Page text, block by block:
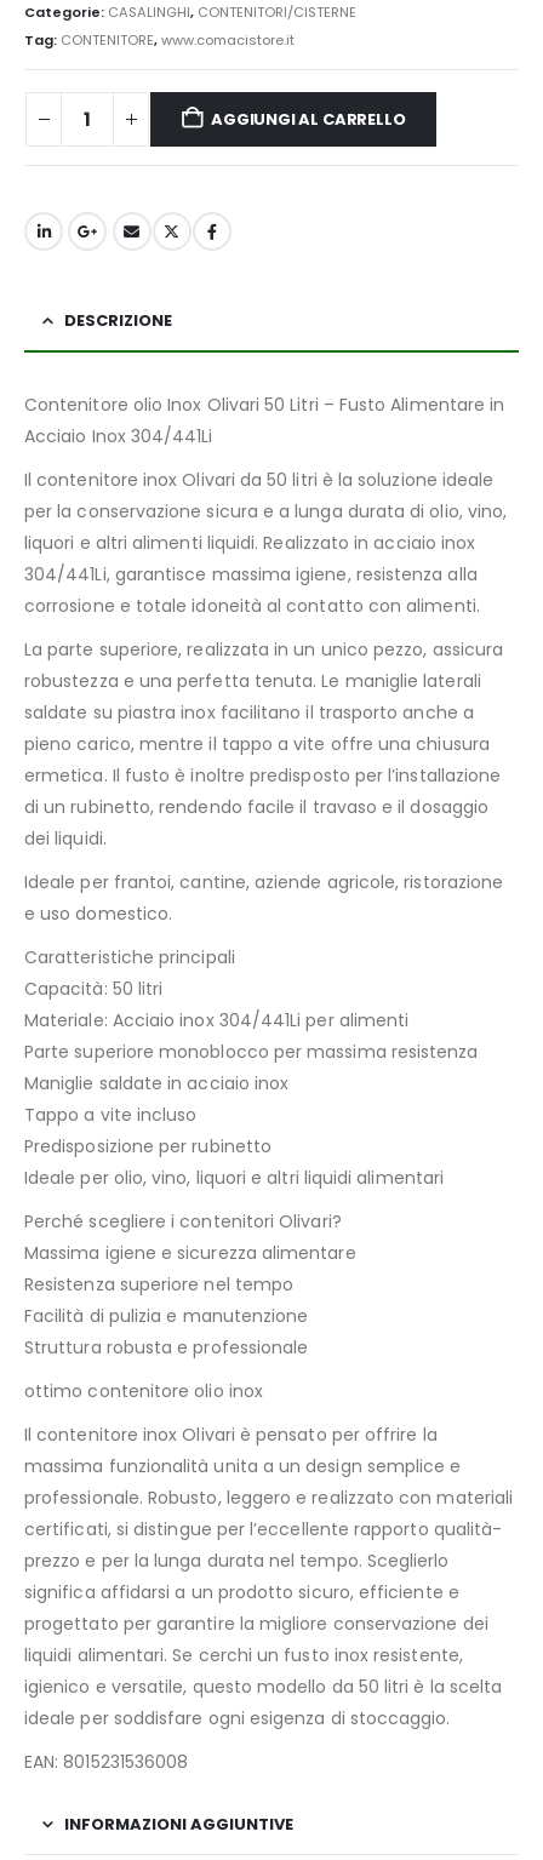
Categorie: CASALINGHI, CONTENITORI/CISTERNE
Tag: CONTENITORE,www.comacistore.it
AGGIUNGI AL CARRELLO
DESCRIZIONE
Contenitore olio Inox Olivari 50 Litri – Fusto Alimentare in
Acciaio Inox 304/441Li
Il contenitore inox Olivari da 50 litri è la soluzione ideale
per la conservazione sicura e a lunga durata di olio, vino,
liquori e altri alimenti liquidi. Realizzato in acciaio inox
304/441Li, garantisce massima igiene, resistenza alla
corrosione e totale idoneità al contatto con alimenti.
La parte superiore, realizzata in un unico pezzo, assicura
robustezza e una perfetta tenuta. Le maniglie laterali
saldate su piastra inox facilitano il trasporto anche a
pieno carico, mentre il tappo a vite offre una chiusura
ermetica. Il fusto è inoltre predisposto per l’installazione
di un rubinetto, rendendo facile il travaso e il dosaggio
dei liquidi.
Ideale per frantoi, cantine, aziende agricole, ristorazione
e uso domestico.
Caratteristiche principali
Capacità: 50 litri
Materiale: Acciaio inox 304/441Li per alimenti
Parte superiore monoblocco per massima resistenza
Maniglie saldate in acciaio inox
Tappo a vite incluso
Predisposizione per rubinetto
Ideale per olio, vino, liquori e altri liquidi alimentari
Perché scegliere i contenitori Olivari?
Massima igiene e sicurezza alimentare
Resistenza superiore nel tempo
Facilità di pulizia e manutenzione
Struttura robusta e professionale
ottimo contenitore olio inox
Il contenitore inox Olivari è pensato per offrire la
massima funzionalità unita a un design semplice e
professionale. Robusto, leggero e realizzato con materiali
certificati, si distingue per l’eccellente rapporto qualità-
prezzo e per la lunga durata nel tempo. Sceglierlo
significa affidarsi a un prodotto sicuro, efficiente e
progettato per garantire la migliore conservazione dei
liquidi alimentari. Se cerchi un fusto inox resistente,
igienico e versatile, questo modello da 50 litri è la scelta
ideale per soddisfare ogni esigenza di stoccaggio.
EAN: 8015231536008
INFORMAZIONI AGGIUNTIVE